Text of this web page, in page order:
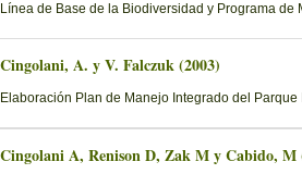
Línea de Base de la Biodiversidad y Programa
Cingolani, A. y V. Falczuk (2003)
Elaboración Plan de Manejo Integrado del
Cingolani A, Renison D, Zak M y Cabido, M